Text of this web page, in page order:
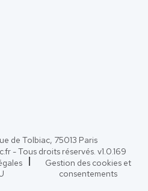
de Tolbiac, 75013 Paris
- Tous droits réservés. v1.0.169
Gestion des cookies et
consentements